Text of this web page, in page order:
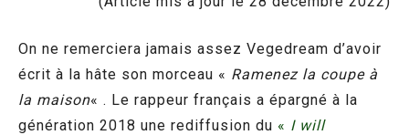
On ne remerciera jamais assez Vegedream d’avoir
écrit à la hâte son morceau « Ramenez la coupe à
la maison« . Le rappeur français a épargné à la
génération 2018 une rediffusion du « I will